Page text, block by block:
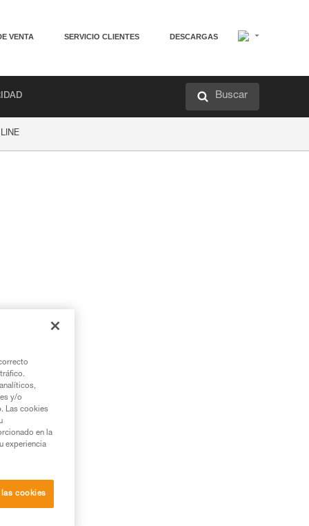
VENTA SERVICIO CLIENTES DESCARGAS
Buscar
y/o
Las cookies
en la
experiencia
cookies